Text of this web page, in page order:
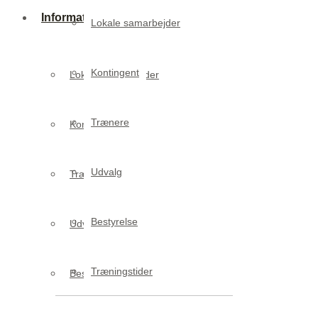
Lokale samarbejder
Kontingent
Trænere
Udvalg
Bestyrelse
Træningstider
Informationer
Lokale samarbejder
Kontingent
Trænere
Udvalg
Bestyrelse